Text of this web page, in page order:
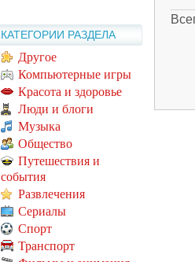
КАТЕГОРИИ РАЗДЕЛА
Другое
Компьютерные игры
Красота и здоровье
Люди и блоги
Музыка
Общество
Путешествия и
события
Развлечения
Сериалы
Спорт
Транспорт